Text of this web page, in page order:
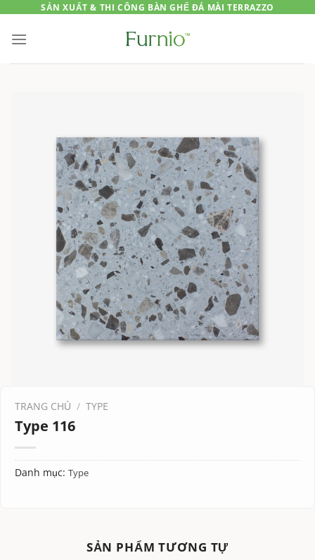
content
SẢN XUẤT & THI CÔNG BÀN GHẾ ĐÁ MÀI TERRAZZO
TRANG CHỦ / TYPE
Type 116
Danh mục: Type
SẢN PHẨM TƯƠNG TỰ